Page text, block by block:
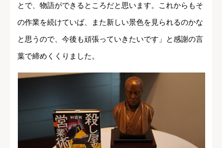
とで、物語ができるところだと思います。これからもそ
の作業を続けていば、また新しい景色を見られるのかな
と思うので、今後も頑張っていきたいです」と感謝の言
葉で締めくくりました。